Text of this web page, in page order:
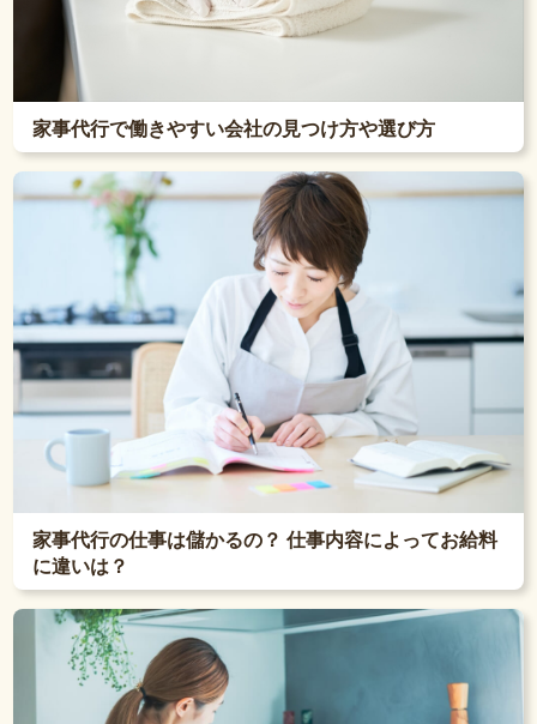
家事代行で働きやすい会社の見つけ方や選び方
家事代行の仕事は儲かるの？ 仕事内容によってお給料
に違いは？